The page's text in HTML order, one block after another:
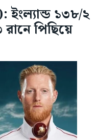
ইংল্যান্ড ১৩৮/২
পিছিয়ে